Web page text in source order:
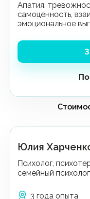
апатия, тревожность, самооценка и
самоценность,
эмоциональное
Юлия
Психолог,
семейный психолог
3 года опыта